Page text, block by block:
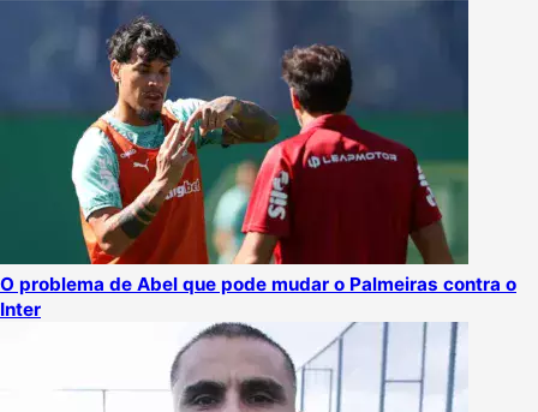
O problema de Abel que pode mudar o Palmeiras contra o
Inter